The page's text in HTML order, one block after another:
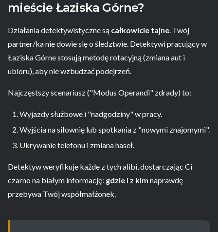
mieście Łaziska Górne?
Działania detektywistyczne są całkowicie tajne. Twój
partner/ka nie dowie się o śledztwie. Detektywi pracujący w
Łaziska Górne stosują metodę rotacyjną (zmiana aut i
ubioru), aby nie wzbudzać podejrzeń.
Najczęstszy scenariusz ("Modus Operandi" zdrady) to:
Wyjazdy służbowe i "nadgodziny" w pracy.
Wyjścia na siłownię lub spotkania z "nowymi znajomymi".
Ukrywanie telefonu i zmiana haseł.
Detektyw weryfikuje każde z tych alibi, dostarczając Ci
czarno na białym informację: gdzie i z kim naprawdę
przebywa Twój współmałżonek.